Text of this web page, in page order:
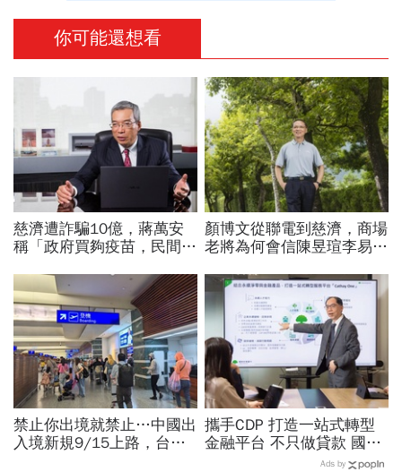
你可能還想看
慈濟遭詐騙10億，蔣萬安
稱「政府買夠疫苗，民間就
話說得不夠公道
顏博文從聯電到慈濟，商場
老將為何會信陳昱瑄李易
聲：將捍衛信眾捐款、蔡英
文也說話
禁止你出境就禁止…中國出
入境新規9/15上路，台灣
攜手CDP 打造一站式轉型
金融平台 不只做貸款 國泰
世華化身減碳顧問Ads by